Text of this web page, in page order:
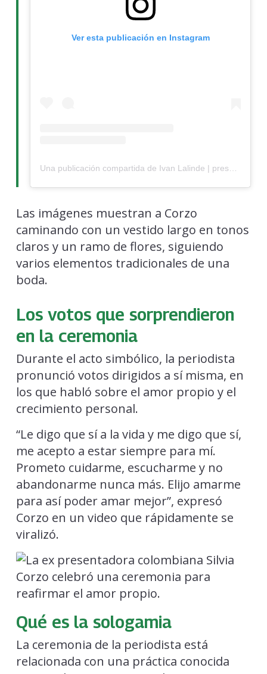
Ver esta publicación en Instagram
Las imágenes muestran a Corzo
caminando con un vestido largo en tonos
claros y un ramo de flores, siguiendo
varios elementos tradicionales de una
boda.
Los votos que sorprendieron
en la ceremonia
Durante el acto simbólico, la periodista
pronunció votos dirigidos a sí misma, en
los que habló sobre el amor propio y el
crecimiento personal.
“Le digo que sí a la vida y me digo que sí,
me acepto a estar siempre para mí.
Prometo cuidarme, escucharme y no
abandonarme nunca más. Elijo amarme
para así poder amar mejor”, expresó
Corzo en un video que rápidamente se
viralizó.
Qué es la sologamia
La ceremonia de la periodista está
relacionada con una práctica conocida